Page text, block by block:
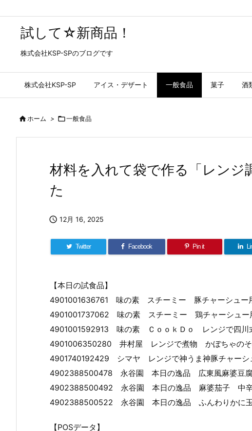
試して☆新商品！
株式会社KSP-SPのブログです
株式会社KSP-SP アイス・デザート 一般食品 菓子 酒
ホーム > 一般食品
材料を入れて袋で作る「レンジ
た
 12月 16, 2025
Twitter Facebook Pin it
【本日の試食品】
4901001636761 味の素 スチーミー 豚チャーシュー
4901001737062 味の素 スチーミー 鶏チャーシュ
4901001592913 味の素 ＣｏｏｋＤｏ レンジで四川
4901006350280 井村屋 レンジで煮物 かぼちゃの
4901740192429 シマヤ レンジで神うま神豚チャー
4902388500478 永谷園 本日の逸品 広東風麻婆豆
4902388500492 永谷園 本日の逸品 麻婆茄子 中
4902388500522 永谷園 本日の逸品 ふんわりかに
【POSデータ】